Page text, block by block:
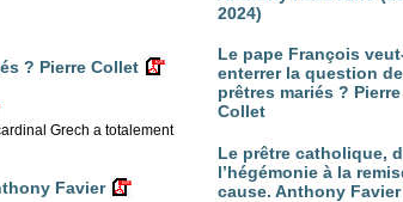
2024)
Le pape François
enterrer la question
prêtres mariés ? Pierre
Collet
Le prêtre catholique,
l’hégémonie à la
cause. Anthony Favier
? Pierre Collet
Grech a totalement
Favier